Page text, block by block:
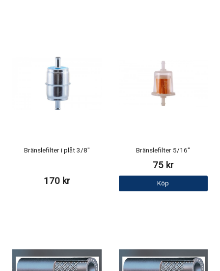
Bränslefilter i plåt 3/8"
170 kr
Bränslefilter 5/16"
75 kr
Köp